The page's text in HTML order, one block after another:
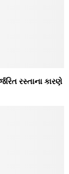
રસ્‍તાના કારણે